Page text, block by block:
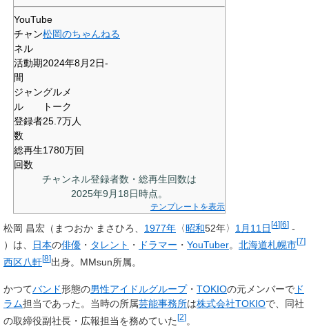
YouTube
チャン
ネル
松岡のちゃんねる
活動期
間
2024年8月2日-
ジャン
ル
グルメ
トーク
登録者
数
25.7万人
総再生
回数
1780万回
チャンネル登録者数・総再生回数は
2025年9月18日時点。
テンプレートを表示
松岡 昌宏 （まつおか まさひろ、 1977年 〈昭和52年〉 1月11日[4][6] -
）は、
日本の俳優 ・ タレント ・ ドラマー ・ YouTuber。 北海道札幌市[7]
西区八軒[8]出身。MMsun所属。
かつてバンド形態の男性アイドルグループ・ TOKIOの元メンバーで ド
ラム担当であった。当時の所属芸能事務所は株式会社TOKIOで、同社
の取締役副社長・広報担当を務めていた [2] 。